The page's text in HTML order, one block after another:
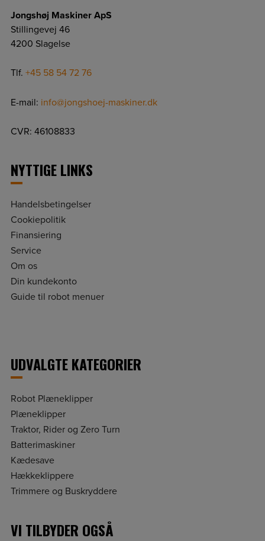
Jongshøj Maskiner ApS
Stillingevej 46
4200 Slagelse
Tlf. +45 58 54 72 76
E-mail: info@jongshoej-maskiner.dk
CVR: 46108833
NYTTIGE LINKS
Handelsbetingelser
Cookiepolitik
Finansiering
Service
Om os
Din kundekonto
Guide til robot menuer
UDVALGTE KATEGORIER
Robot Plæneklipper
Plæneklipper
Traktor, Rider og Zero Turn
Batterimaskiner
Kædesave
Hækkeklippere
Trimmere og Buskryddere
VI TILBYDER OGSÅ